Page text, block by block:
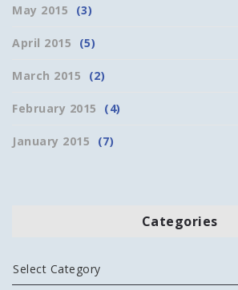
May 2015 (3)
April 2015 (5)
March 2015 (2)
February 2015 (4)
January 2015 (7)
Categories